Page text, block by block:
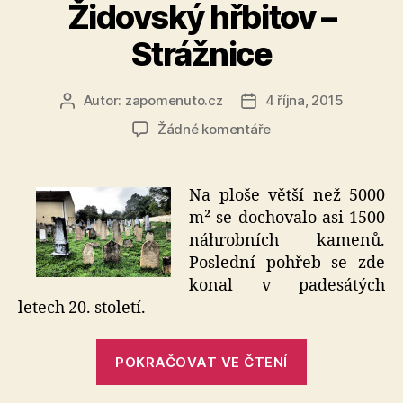
Židovský hřbitov –
Strážnice
AutorAutor: zapomenuto.cz
Datum
příspěvku
4 října, 2015
Žádné komentářeu
názvem
Židovský
hřbitov
–
Strážnice
Na ploše větší než 5000
m² se dochovalo asi 1500
náhrobních kamenů.
Poslední pohřeb se zde
konal v padesátých
letech 20. století.
POKRAČOVAT VE ČTENÍ